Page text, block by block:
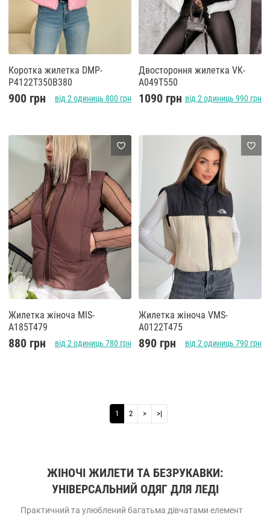
Коротка жилетка DMP-
P4122T350B380
900 грн від 2 одиниць 800 грн
Двостороння жилетка VK-
A049T550
1090 грн від 2 одиниць 990 грн
Жилетка жіноча MIS-
A185T479
880 грн від 2 одиниць 780 грн
Жилетка жіноча VMS-
A0122T475
890 грн від 2 одиниць 790 грн
1 2 > >|
ЖІНОЧІ ЖИЛЕТИ ТА БЕЗРУКАВКИ:
УНІВЕРСАЛЬНИЙ ОДЯГ ДЛЯ ЛЕДІ
Практичний та улюблений багатьма дівчатами елемент